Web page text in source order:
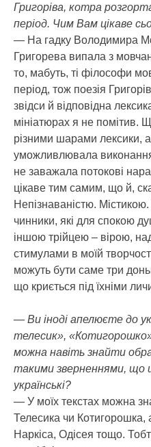
Григоріва, котра
період. Чим Вам цікаве
— На гадку Володимира
Григорева випала з
то, мабуть, ті філософи
період, тож поезія
звідси й відповідна
мініатюрах я не помітив.
різними шарами лексики,
уможливлювала виконання
не заважала потокові
цікаве тим самим, що й,
Непізнаваністю.
чинники, які для спокою
іншою трійцею – вірою,
стимулами в моїй
можуть бути саме три
що криється під їхніми
— Ви іноді апелюєте до
телесик»,
можна навіть знайти
такими зверненнями, що
українські?
— У моїх текстах можна
Телесика чи Котигорошка,
Наркіса, Одісея тощо.